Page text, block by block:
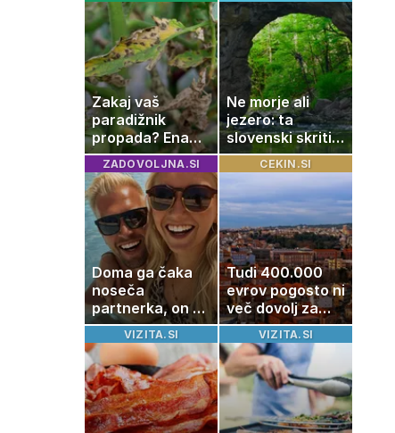
Zakaj vaš
paradižnik
propada? Ena
napaka lahko
uniči rastline –
tako jih rešite
Ne morje ali
jezero: ta
slovenski skriti
raj je kot
ustvarjen za
družinski izlet
ZADOVOLJNA.SI
Doma ga čaka
noseča
partnerka, on pa
dopustuje z
drugo
CEKIN.SI
Tudi 400.000
evrov pogosto ni
več dovolj za
nakup
stanovanja
VIZITA.SI VIZITA.SI